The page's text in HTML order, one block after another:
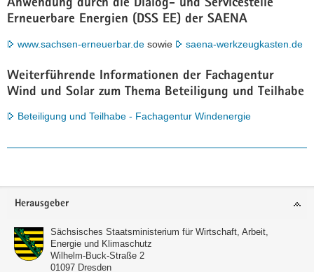
Anwendung durch die Dialog- und Servicestelle
Erneuerbare Energien (DSS EE) der SAENA
www.sachsen-erneuerbar.de sowie saena-werkzeugkasten.de
Weiterführende Informationen der Fachagentur
Wind und Solar zum Thema Beteiligung und Teilhabe
Beteiligung und Teilhabe - Fachagentur Windenergie
Footer-
Herausgeber
Sächsisches Staatsministerium für Wirtschaft, Arbeit,
Energie und Klimaschutz
Wilhelm-Buck-Straße 2
01097 Dresden